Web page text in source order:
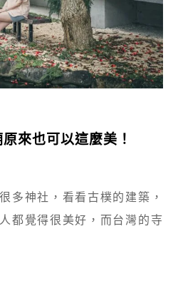
來也可以這麼美！
多神社，看看古樸的建築，
都覺得很美好，而台灣的寺